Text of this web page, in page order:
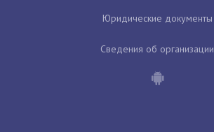
Юридические документы
Сведения об организации